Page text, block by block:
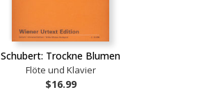
Schubert: Trockne Blumen
Flöte und Klavier
$16.99